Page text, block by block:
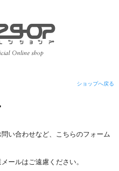
ショップへ戻る
い合わせなど、こちらのフォーム
ールはご遠慮ください。